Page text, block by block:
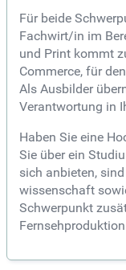
Für beide
Fachwirt/in im
und Print kommt
Commerce, für
Als Ausbilder
Verantwortung in
Haben Sie eine
Sie über ein
sich anbieten,
wissenschaft
Schwerpunkt